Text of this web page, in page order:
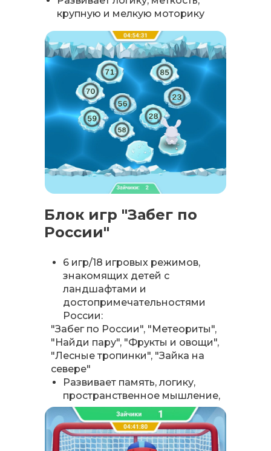
крупную и мелкую моторику
Блок игр "Забег по
России"
6 игр/18 игровых режимов,
знакомящих детей с
ландшафтами и
достопримечательностями
России:
"Забег по России", "Метеориты",
"Найди пару", "Фрукты и овощи",
"Лесные тропинки", "Зайка на
севере"
Развивает память, логику,
пространственное мышление,
навыки счета